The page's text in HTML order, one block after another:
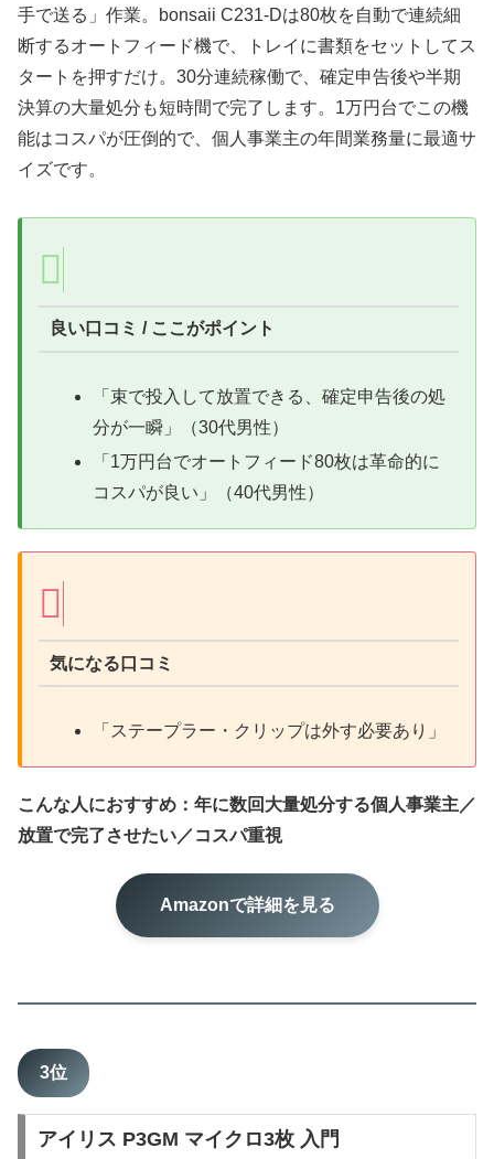
手で送る」作業。bonsaii C231-Dは80枚を自動で連続細
断するオートフィード機で、トレイに書類をセットしてス
タートを押すだけ。30分連続稼働で、確定申告後や半期
決算の大量処分も短時間で完了します。1万円台でこの機
能はコスパが圧倒的で、個人事業主の年間業務量に最適サ
イズです。
良い口コミ / ここがポイント
「束で投入して放置できる、確定申告後の処
分が一瞬」（30代男性）
「1万円台でオートフィード80枚は革命的に
コスパが良い」（40代男性）
気になる口コミ
「ステープラー・クリップは外す必要あり」
こんな人におすすめ：年に数回大量処分する個人事業主／
放置で完了させたい／コスパ重視
Amazonで詳細を見る
3位
アイリス P3GM マイクロ3枚 入門